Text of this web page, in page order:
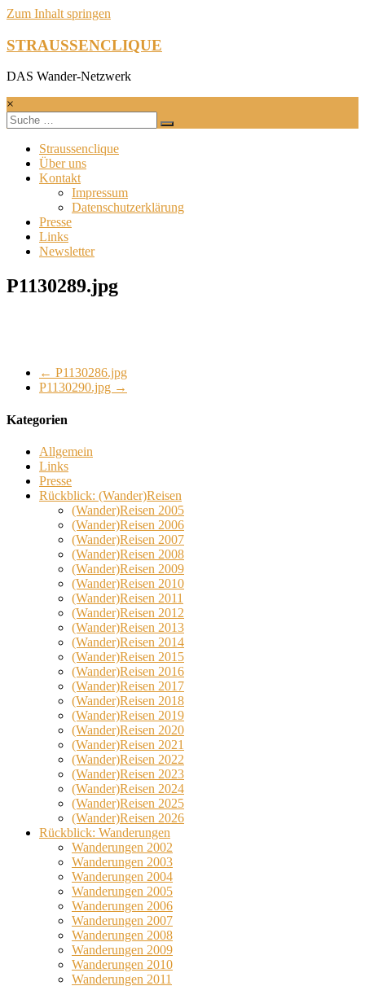
Zum Inhalt springen
STRAUSSENCLIQUE
DAS Wander-Netzwerk
×
Straussenclique
Über uns
Kontakt
Impressum
Datenschutzerklärung
Presse
Links
Newsletter
P1130289.jpg
← P1130286.jpg
P1130290.jpg →
Kategorien
Allgemein
Links
Presse
Rückblick: (Wander)Reisen
(Wander)Reisen 2005
(Wander)Reisen 2006
(Wander)Reisen 2007
(Wander)Reisen 2008
(Wander)Reisen 2009
(Wander)Reisen 2010
(Wander)Reisen 2011
(Wander)Reisen 2012
(Wander)Reisen 2013
(Wander)Reisen 2014
(Wander)Reisen 2015
(Wander)Reisen 2016
(Wander)Reisen 2017
(Wander)Reisen 2018
(Wander)Reisen 2019
(Wander)Reisen 2020
(Wander)Reisen 2021
(Wander)Reisen 2022
(Wander)Reisen 2023
(Wander)Reisen 2024
(Wander)Reisen 2025
(Wander)Reisen 2026
Rückblick: Wanderungen
Wanderungen 2002
Wanderungen 2003
Wanderungen 2004
Wanderungen 2005
Wanderungen 2006
Wanderungen 2007
Wanderungen 2008
Wanderungen 2009
Wanderungen 2010
Wanderungen 2011